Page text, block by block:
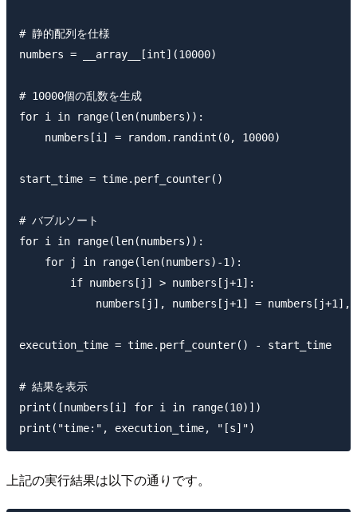
# 静的配列を仕様
numbers = __array__[int](10000)
# 10000個の乱数を生成
for i in range(len(numbers)):
    numbers[i] = random.randint(0, 10000)
start_time = time.perf_counter()
# バブルソート
for i in range(len(numbers)):
    for j in range(len(numbers)-1):
        if numbers[j] > numbers[j+1]:
numbers[j], numbers[j+1] = numbers[j+1],
execution_time = time.perf_counter() - start_time
# 結果を表示
print([numbers[i] for i in range(10)])
上記の実行結果は以下の通りです。